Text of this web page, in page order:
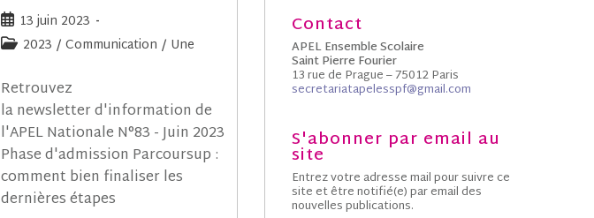
13 juin 2023
2023 / Communication / Une
Retrouvez
la newsletter d'information de
l'APEL Nationale N°83 - Juin 2023
Phase d'admission Parcoursup :
comment bien finaliser les
dernières étapes
Contact
APEL Ensemble Scolaire
Saint Pierre Fourier
13 rue de Prague – 75012 Paris
secretariatapelesspf@gmail.com
S'abonner par email au
site
Entrez votre adresse mail pour suivre ce
site et être notifié(e) par email des
nouvelles publications.